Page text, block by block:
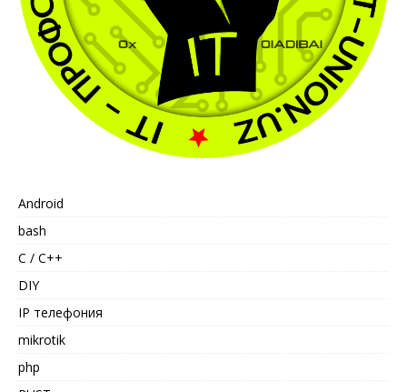
Android
bash
C / C++
DIY
IP телефония
mikrotik
php